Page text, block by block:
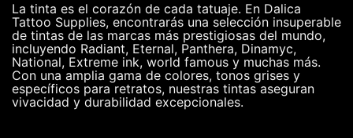
La tinta es el corazón de cada tatuaje. En Dalica
Tattoo Supplies, encontrarás una selección insuperable
de tintas de las marcas más prestigiosas del mundo,
incluyendo Radiant, Eternal, Panthera, Dinamyc,
National, Extreme ink, world famous y muchas más.
Con una amplia gama de colores, tonos grises y
específicos para retratos, nuestras tintas aseguran
vivacidad y durabilidad excepcionales.